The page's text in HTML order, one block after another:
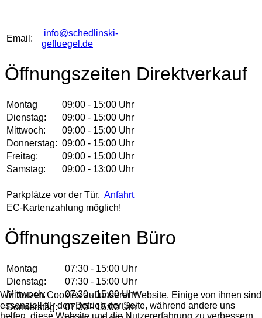
Email:
info@schedlinski-
gefluegel.de
Öffnungszeiten Direktverkauf
Montag
09:00 - 15:00 Uhr
Dienstag:
09:00 - 15:00 Uhr
Mittwoch:
09:00 - 15:00 Uhr
Donnerstag: 09:00 - 15:00 Uhr
Freitag:
09:00 - 15:00 Uhr
Samstag:
09:00 - 13:00 Uhr
Parkplätze vor der Tür. Anfahrt
EC-Kartenzahlung möglich!
Öffnungszeiten Büro
Montag
07:30 - 15:00 Uhr
Dienstag:
07:30 - 15:00 Uhr
Mittwoch:
07:30 - 15:00 Uhr
Donnerstag: 07:30 - 15:00 Uhr
Wir nutzen Cookies auf unserer Website. Einige von ihnen sind
essenziell für den Betrieb der Seite, während andere uns
helfen, diese Website und die Nutzererfahrung zu verbessern